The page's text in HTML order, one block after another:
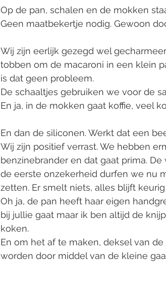
Op de pan, schalen en de mokken
Geen maatbekertje nodig. Gewoon
Wij zijn eerlijk gezegd wel
tobben om de macaroni in een klein
is dat geen probleem.
De schaaltjes gebruiken we voor de
En ja, in de mokken gaat koffie, veel
En dan de siliconen. Werkt dat een
Wij zijn positief verrast. We hebben
benzinebrander en dat gaat prima.
de eerste onzekerheid durfen we nu
zetten. Er smelt niets, alles blijft
Oh ja, de pan heeft haar eigen
bij jullie gaat maar ik ben altijd de
koken.
En om het af te maken, deksel van
worden door middel van de kleine